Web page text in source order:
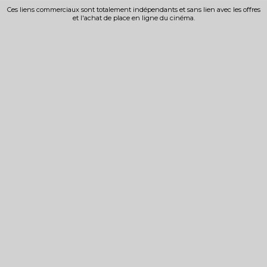
Ces liens commerciaux sont totalement indépendants et sans lien avec les offres
et l'achat de place en ligne du cinéma.